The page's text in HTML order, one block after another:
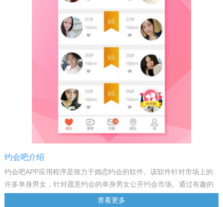
约会吧介绍
约会吧APP应用程序是致力于婚恋约会的软件。该软件针对市场上的
许多单身男女，针对愿意约会的单身男女公开约会市场。通过有趣的
约会模式，高效一体化的场景设计，使用户可以轻松便捷地获得约会
查看更多